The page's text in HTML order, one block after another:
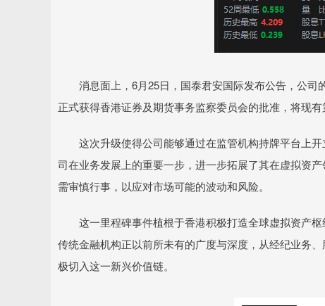
消息面上，6月25日，国泰君安国际发布公告，公司
正式获得香港证券及期货事务监察委员会的批准，将现
这次升级使得公司能够通过在监管机构持牌平台上开
司在业务发展上的重要一步，进一步拓展了其在虚拟资
需审慎行事，以应对市场可能的波动和风险。
这一里程碑事件植根于香港积极打造全球虚拟资产枢
传统金融机构正以前所未有的广度与深度，从经纪业务
极切入这一新兴价值链。